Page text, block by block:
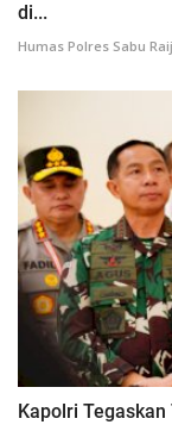
di...
Humas Polres Sabu
Kapolri